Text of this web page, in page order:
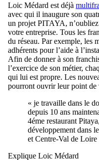
Loic Médard est déjà
avec qui il inaugure son
un projet PITAYA, n’oubliez
votre entreprise. Tous les
du réseau. Par exemple, les
adhérents pour l’aide à
Afin de donner à son
l’exercice de son métier,
qui lui est propre. Les
pourront ouvrir leur point de
« je travaille dans le
depuis 10 ans
4éme restaurant
développement dans
et Centre-Val de Loire
Explique Loic Médard